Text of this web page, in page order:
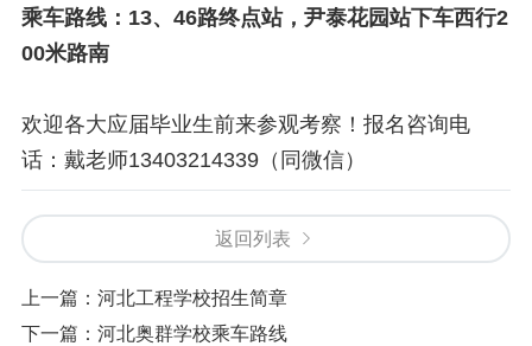
乘车路线：13、46路终点站，尹泰花园站下车西行2
00米路南
欢迎各大应届毕业生前来参观考察！报名咨询电
话：戴老师13403214339（同微信）
返回列表
上一篇： 河北工程学校招生简章
下一篇： 河北奥群学校乘车路线